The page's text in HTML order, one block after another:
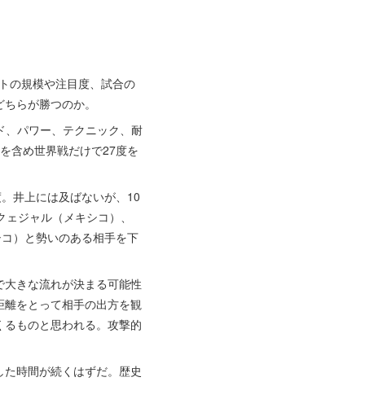
の規模や注目度、試合の
らが勝つのか。
パワー、テクニック、耐
含め世界戦だけで27度を
井上には及ばないが、10
ジャル（メキシコ）、
）と勢いのある相手を下
きな流れが決まる可能性
をとって相手の出方を観
ものと思われる。攻撃的
時間が続くはずだ。歴史